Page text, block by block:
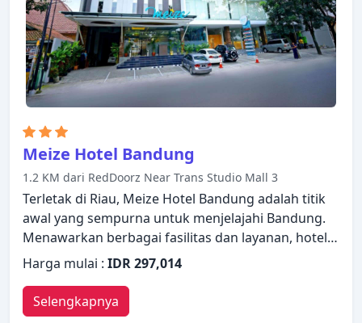
Meize Hotel Bandung
1.2 KM dari RedDoorz Near Trans Studio Mall 3
Terletak di Riau, Meize Hotel Bandung adalah titik
awal yang sempurna untuk menjelajahi Bandung.
Menawarkan berbagai fasilitas dan layanan, hotel
menyediakan semua yang Anda butuhkan untuk
bermalam dengan nyaman. WiFi gratis di semua
kamar, layanan taksi, dapur, resepsionis 24 jam,
penyimpanan barang ada untuk kenikmatan para
Harga mulai : IDR 297,014
Selengkapnya